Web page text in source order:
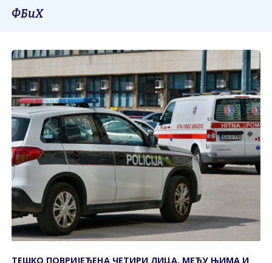
ФБиХ
ТЕШКО ПОВРИЈЕЂЕНА ЧЕТИРИ ЛИЦА, МЕЂУ ЊИМА И